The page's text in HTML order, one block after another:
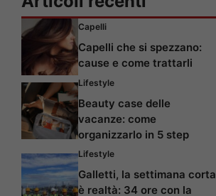
Capelli
Capelli che si spezzano:
cause e come trattarli
Lifestyle
Beauty case delle
vacanze: come
organizzarlo in 5 step
Lifestyle
Galletti, la settimana corta
è realtà: 34 ore con la